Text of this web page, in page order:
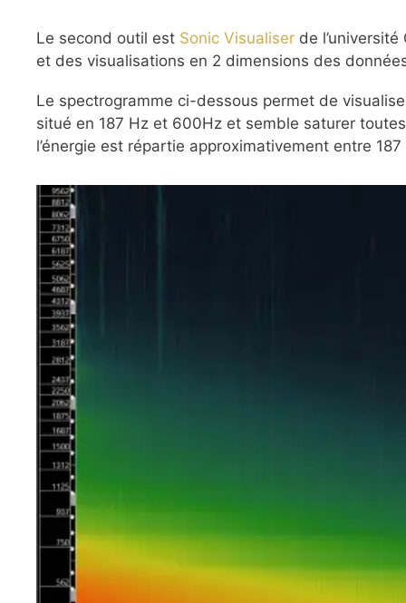
Le second outil est Sonic Visualiser de
et des visualisations en 2 dimensions des
Le spectrogramme ci-dessous permet de
situé en 187 Hz et 600Hz et semble saturer
l’énergie est répartie approximativement entre